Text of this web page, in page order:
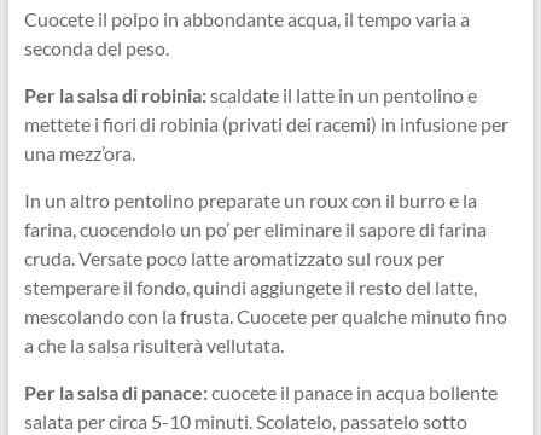
Cuocete il polpo in abbondante acqua, il tempo varia a
seconda del peso.
Per la salsa di robinia:scaldate il latte in un pentolino e
mettete i fiori di robinia (privati dei racemi) in infusione per
una mezz’ora.
In un altro pentolino preparate un roux con il burro e la
farina, cuocendolo un po’ per eliminare il sapore di farina
cruda. Versate poco latte aromatizzato sul roux per
stemperare il fondo, quindi aggiungete il resto del latte,
mescolando con la frusta. Cuocete per qualche minuto fino
a che la salsa risulterà vellutata.
Per la salsa di panace:cuocete il panace in acqua bollente
salata per circa 5-10 minuti. Scolatelo, passatelo sotto